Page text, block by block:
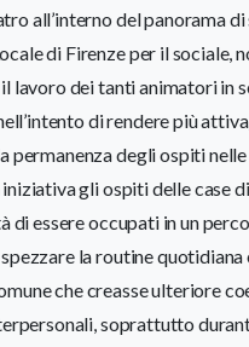
all’interno del panorama
di Firenze per il sociale,
lavoro dei tanti animatori in
di rendere più
permanenza degli ospiti
gli ospiti delle case
di essere occupati in un
la routine quotidiana
che creasse ulteriore
soprattutto